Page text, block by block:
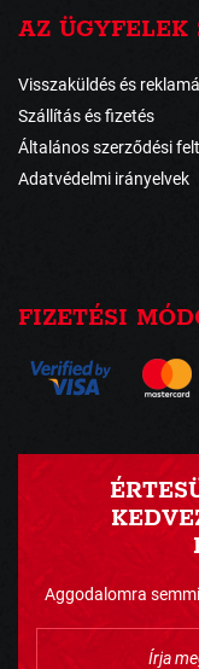
AZ ÜGYFELEK
Visszaküldés és
Szállítás és fizetés
Általános szerződési
Adatvédelmi irányelvek
FIZETÉSI
Aggodalomra